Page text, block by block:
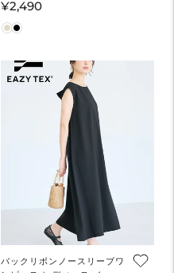
便不可
通
常
¥2,490
バックリボンノースリーブワ